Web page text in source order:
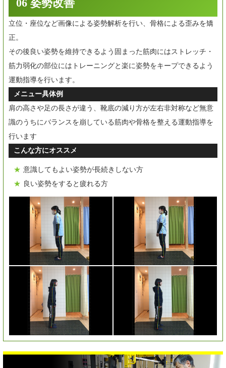
06 姿勢改善
立位・座位など画像による姿勢解析を行い、骨格による歪みを矯
正。
その後良い姿勢を維持できるよう固まった筋肉にはストレッチ・
筋力弱化の部位にはトレーニングと楽に姿勢をキープできるよう
運動指導を行います。
メニュー具体例
肩の高さや足の長さが違う、靴底の減り方が左右非対称など無意
識のうちにバランスを崩している筋肉や骨格を整える運動指導を
行います
こんな方にオススメ
意識してもよい姿勢が長続きしない方
良い姿勢をすると疲れる方